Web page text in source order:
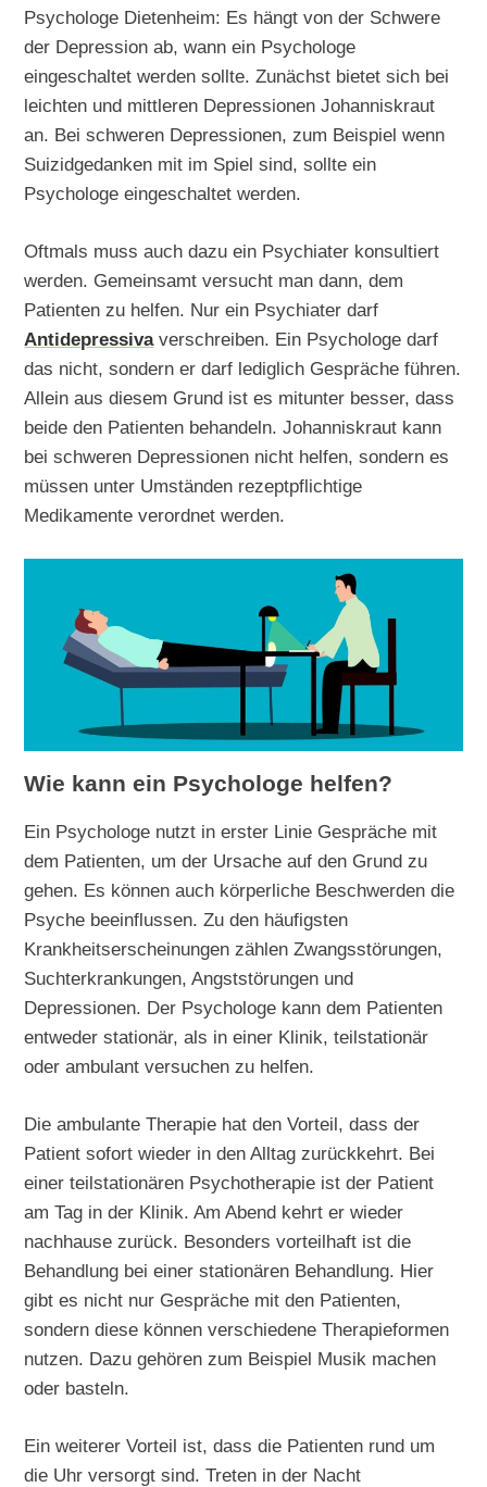
Psychologe Dietenheim: Es hängt von der Schwere
der Depression ab, wann ein Psychologe
eingeschaltet werden sollte. Zunächst bietet sich bei
leichten und mittleren Depressionen Johanniskraut
an. Bei schweren Depressionen, zum Beispiel wenn
Suizidgedanken mit im Spiel sind, sollte ein
Psychologe eingeschaltet werden.
Oftmals muss auch dazu ein Psychiater konsultiert
werden. Gemeinsamt versucht man dann, dem
Patienten zu helfen. Nur ein Psychiater darf
Antidepressivaverschreiben. Ein Psychologe darf
das nicht, sondern er darf lediglich Gespräche führen.
Allein aus diesem Grund ist es mitunter besser, dass
beide den Patienten behandeln. Johanniskraut kann
bei schweren Depressionen nicht helfen, sondern es
müssen unter Umständen rezeptpflichtige
Medikamente verordnet werden.
Wie kann ein Psychologe helfen?
Ein Psychologe nutzt in erster Linie Gespräche mit
dem Patienten, um der Ursache auf den Grund zu
gehen. Es können auch körperliche Beschwerden die
Psyche beeinflussen. Zu den häufigsten
Krankheitserscheinungen zählen Zwangsstörungen,
Suchterkrankungen, Angststörungen und
Depressionen. Der Psychologe kann dem Patienten
entweder stationär, als in einer Klinik, teilstationär
oder ambulant versuchen zu helfen.
Die ambulante Therapie hat den Vorteil, dass der
Patient sofort wieder in den Alltag zurückkehrt. Bei
einer teilstationären Psychotherapie ist der Patient
am Tag in der Klinik. Am Abend kehrt er wieder
nachhause zurück. Besonders vorteilhaft ist die
Behandlung bei einer stationären Behandlung. Hier
gibt es nicht nur Gespräche mit den Patienten,
sondern diese können verschiedene Therapieformen
nutzen. Dazu gehören zum Beispiel Musik machen
oder basteln.
Ein weiterer Vorteil ist, dass die Patienten rund um
die Uhr versorgt sind. Treten in der Nacht